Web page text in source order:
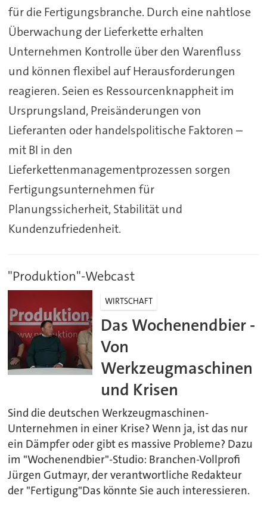
für die Fertigungsbranche. Durch eine nahtlose
Überwachung der Lieferkette erhalten
Unternehmen Kontrolle über den Warenfluss
und können flexibel auf Herausforderungen
reagieren. Seien es Ressourcenknappheit im
Ursprungsland, Preisänderungen von
Lieferanten oder handelspolitische Faktoren –
mit BI in den
Lieferkettenmanagementprozessen sorgen
Fertigungsunternehmen für
Planungssicherheit, Stabilität und
Kundenzufriedenheit.
"Produktion"-Webcast
WIRTSCHAFT
Das Wochenendbier -
Von
Werkzeugmaschinen
und Krisen
Sind die deutschen Werkzeugmaschinen-
Unternehmen in einer Krise? Wenn ja, ist das nur
ein Dämpfer oder gibt es massive Probleme? Dazu
im "Wochenendbier"-Studio: Branchen-Vollprofi
Jürgen Gutmayr, der verantwortliche Redakteur
der "Fertigung"Das könnte Sie auch interessieren.